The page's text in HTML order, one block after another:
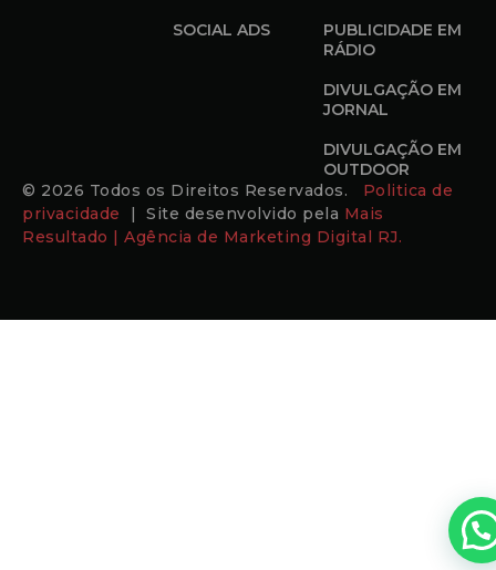
SOCIAL ADS
PUBLICIDADE EM
RÁDIO
DIVULGAÇÃO EM
JORNAL
DIVULGAÇÃO EM
OUTDOOR
© 2026 Todos os Direitos Reservados. Politica de
privacidade
| Site desenvolvido pela Mais
Resultado | Agência de Marketing Digital RJ.